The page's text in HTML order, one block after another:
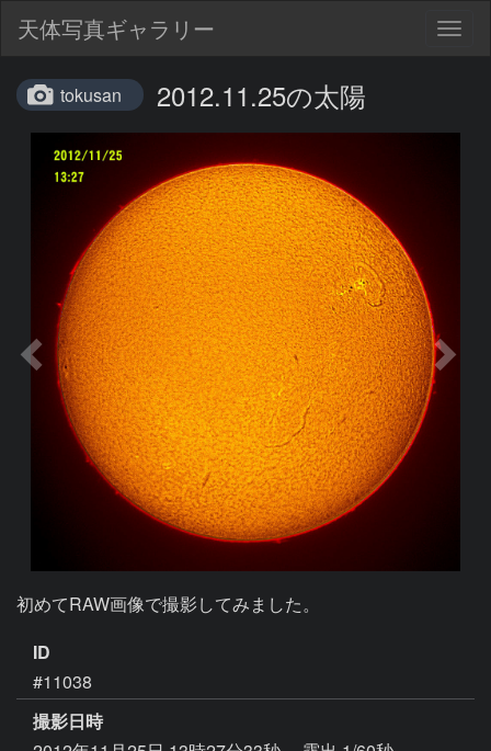
天体写真ギャラリー
tokusan 2012.11.25の太陽
初めてRAW画像で撮影してみました。
ID
#11038
撮影日時